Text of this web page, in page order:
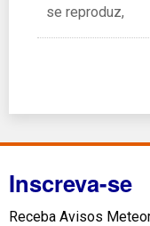
se reproduz,
Inscreva-se
Receba Avisos